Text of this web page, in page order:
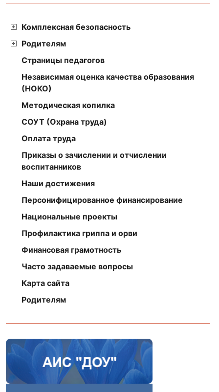
Комплексная безопасность
Родителям
Страницы педагогов
Независимая оценка качества образования
(НОКО)
Методическая копилка
СОУТ (Охрана труда)
Оплата труда
Приказы о зачислении и отчислении
воспитанников
Наши достижения
Персонифицированное финансирование
Национальные проекты
Профилактика гриппа и орви
Финансовая грамотность
Часто задаваемые вопросы
Карта сайта
Родителям